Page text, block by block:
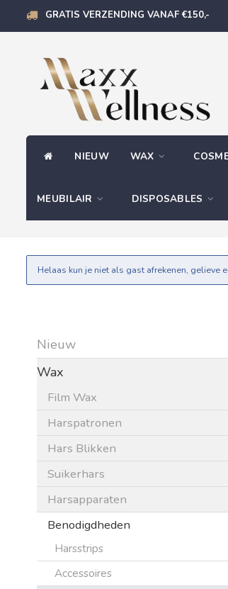
GRATIS VERZENDING VANAF €150,-
NIEUW WAX
MEUBILAIR DISPOSABLES
Helaas kun je niet als gast afrekenen, gelieve
Nieuw
Wax
Film Wax
Harspatronen
Hars Blikken
Suikerhars
Harsapparaten
Benodigdheden
Harsstrips
Accessoires